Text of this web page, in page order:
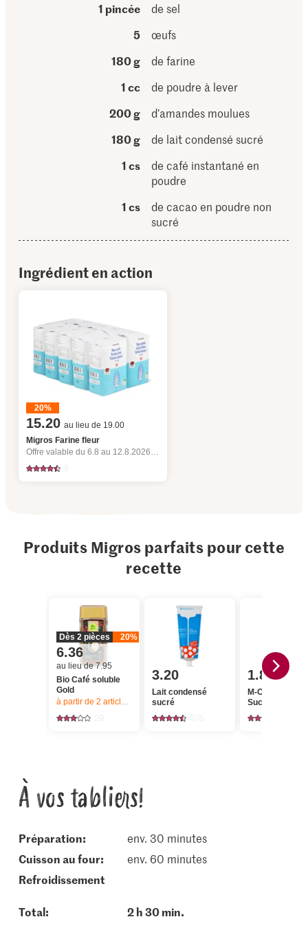
1 pincée
de sel
5
œufs
180 g
de farine
1 cc
de poudre à lever
200 g
d’amandes moulues
180 g
de lait condensé sucré
1 cs
de café instantané en
poudre
1 cs
de cacao en poudre non
sucré
Ingrédient en action
20%
15.20 au lieu de 19.00
Migros Farine fleur
Offre valable du 6.8 au 12.8.2026, jusqu’à épuisement du stock.
Produits Migros parfaits pour cette
recette
Dès 2 pièces 20%
6.36
au lieu de 7.95
Bio Café soluble
Gold
à partir de 2 articles, Offre valable du 6.8 au 12.8.2026, jusqu’à
3.20
Lait condensé
sucré
1.80
M-Classic
Sucre fin
À vos tabliers!
Préparation:
env. 30 minutes
cuisson au four:
env. 60 minutes
refroidissement
Total: 2 h 30 min.